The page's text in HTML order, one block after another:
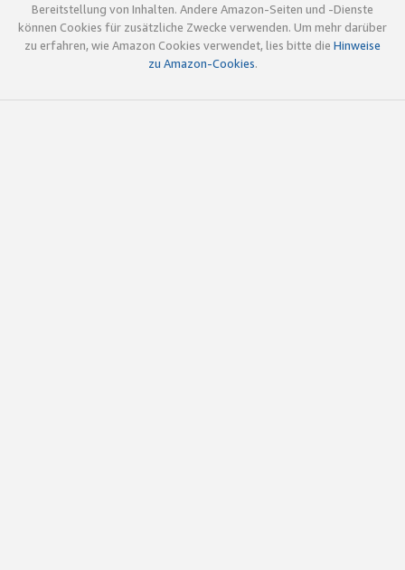
Bereitstellung von Inhalten. Andere Amazon-Seiten und -Dienste
können Cookies für zusätzliche Zwecke verwenden. Um mehr darüber
zu erfahren, wie Amazon Cookies verwendet, lies bitte die Hinweise
zu Amazon-Cookies.